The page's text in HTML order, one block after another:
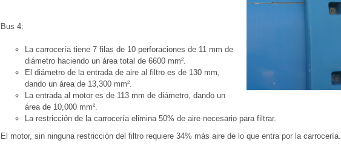
Bus 4:
La carrocería tiene 7 filas de 10 perforaciones de 11 mm de
diámetro haciendo un área total de 6600 mm².
El diámetro de la entrada de aire al filtro es de 130 mm,
dando un área de 13,300 mm².
La entrada al motor es de 113 mm de diámetro, dando un
área de 10,000 mm².
La restricción de la carrocería elimina 50% de aire necesario para filtrar.
El motor, sin ninguna restricción del filtro requiere 34% más aire de lo que entra por la carrocería.